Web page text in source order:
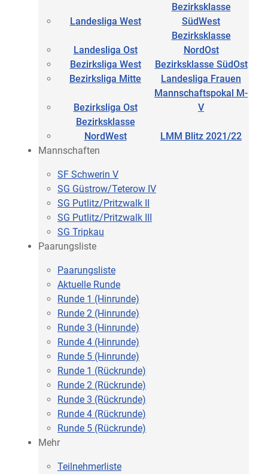
Landesliga West
Bezirksklasse
SüdWest
Landesliga Ost
Bezirksklasse
NordOst
Bezirksliga West
Bezirksklasse SüdOst
Bezirksliga Mitte
Landesliga Frauen
Bezirksliga Ost
Mannschaftspokal M-
V
Bezirksklasse
NordWest
LMM Blitz 2021/22
Mannschaften
SF Schwerin V
SG Güstrow/Teterow IV
SG Putlitz/Pritzwalk II
SG Putlitz/Pritzwalk III
SG Tripkau
Paarungsliste
Paarungsliste
Aktuelle Runde
Runde 1 (Hinrunde)
Runde 2 (Hinrunde)
Runde 3 (Hinrunde)
Runde 4 (Hinrunde)
Runde 5 (Hinrunde)
Runde 1 (Rückrunde)
Runde 2 (Rückrunde)
Runde 3 (Rückrunde)
Runde 4 (Rückrunde)
Runde 5 (Rückrunde)
Mehr
Teilnehmerliste